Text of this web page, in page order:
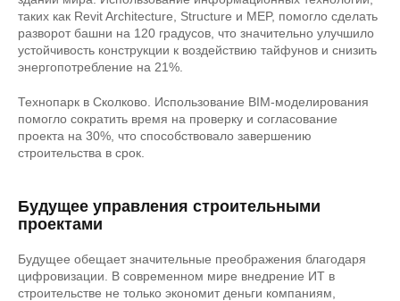
таких как Revit Architecture, Structure и MEP, помогло сделать
разворот башни на 120 градусов, что значительно улучшило
устойчивость конструкции к воздействию тайфунов и снизить
энергопотребление на 21%.
Технопарк в Сколково. Использование BIM-моделирования
помогло сократить время на проверку и согласование
проекта на 30%, что способствовало завершению
строительства в срок.
Будущее управления строительными
проектами
Будущее обещает значительные преображения благодаря
цифровизации. В современном мире внедрение ИТ в
строительстве не только экономит деньги компаниям,